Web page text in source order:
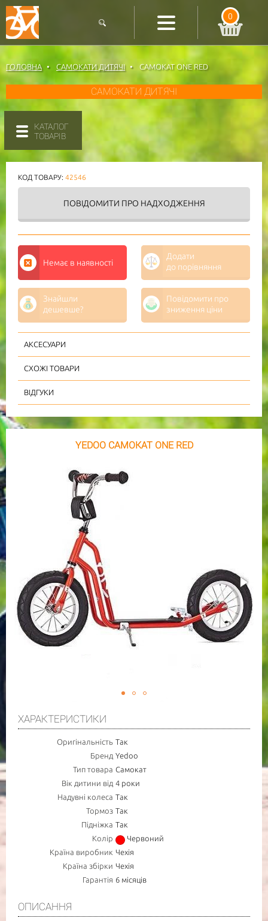
0
ГОЛОВНА САМОКАТИ ДИТЯЧІ САМОКАТ ONE RED
САМОКАТИ ДИТЯЧІ
КАТАЛОГ
ТОВАРІВ
КОД ТОВАРУ: 42546
ПОВІДОМИТИ ПРО НАДХОДЖЕННЯ
Немає в наявності
Додати
до порівняння
Знайшли
дешевше?
Повідомити про
зниження ціни
АКСЕСУАРИ
СХОЖІ ТОВАРИ
ВІДГУКИ
YEDOO САМОКАТ ONE RED
ХАРАКТЕРИСТИКИ
Оригінальність Так
Бренд Yedoo
Тип товара Самокат
Вік дитини від 4 роки
Надувні колеса Так
Тормоз Так
Підніжка Так
Колір
Червоний
Країна виробник Чехія
Країна збірки Чехія
Гарантія 6 місяців
ОПИСАННЯ